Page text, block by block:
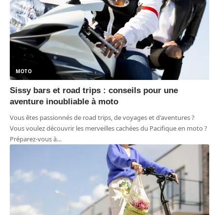
MOTO
Sissy bars et road trips : conseils pour une
aventure inoubliable à moto
Vous êtes passionnés de road trips, de voyages et d'aventures ?
Vous voulez découvrir les merveilles cachées du Pacifique en moto ?
Préparez-vous à…